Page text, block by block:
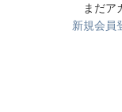
まだア
新規会員